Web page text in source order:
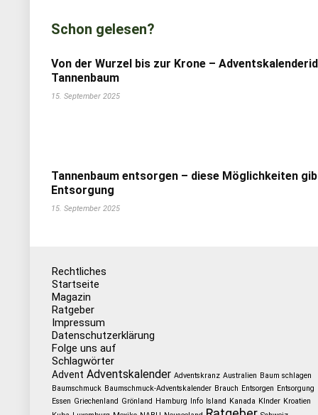
Schon gelesen?
Von der Wurzel bis zur Krone –
Tannenbaum
15. September 2025
Tannenbaum entsorgen – diese Möglichkeiten
Entsorgung
15. September 2025
Rechtliches
Startseite
Magazin
Ratgeber
Impressum
Datenschutzerklärung
Folge uns auf
Schlagwörter
Advent Adventskalender Adventskranz Australien Baum schlagen
Baumschmuck Baumschmuck-Adventskalender Brauch Entsorgen Entsorgung
Essen Griechenland Grönland Hamburg Info Island Kanada KInder Kroatien